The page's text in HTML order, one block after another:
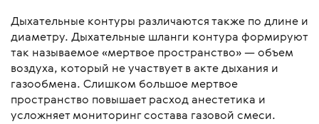
Дыхательные контуры различаются также по длине и
диаметру. Дыхательные шланги контура формируют
так называемое «мертвое пространство» — объем
воздуха, который не участвует в акте дыхания и
газообмена. Слишком большое мертвое
пространство повышает расход анестетика и
усложняет мониторинг состава газовой смеси.